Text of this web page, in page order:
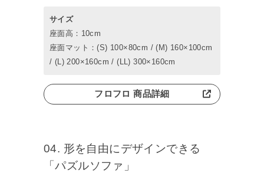
サイズ
座面高：10cm
座面マット：(S) 100×80cm / (M) 160×100cm
/ (L) 200×160cm / (LL) 300×160cm
フロフロ 商品詳細
04. 形を自由にデザインできる
「パズルソファ」